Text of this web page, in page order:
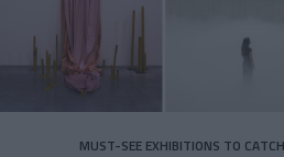
MUST-SEE EXHIBITIONS TO